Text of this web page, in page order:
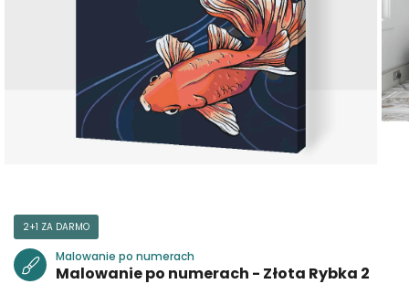
2+1 ZA DARMO
Malowanie po numerach
Malowanie po numerach - Złota Rybka 2